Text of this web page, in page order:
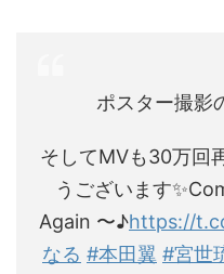
ポスター撮影
そしてMVも30万回
うございます
Again 〜♪https://
なる #本田翼 #宮世